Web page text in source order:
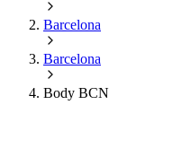
Barcelona
Barcelona
Body BCN